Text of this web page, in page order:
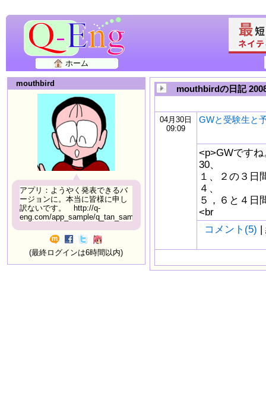
ホーム
mouthbird
アプリ：ようやく発表できるバ
ージョンに。本当に皆様に申し
訳ないです。 http://q-
eng.com/app_sample/q_tan_sample06.html
(最終ログインは6時間以内)
mouthbirdの日記
04月30日
09:09
GWと受験生と
<p>GWです
30、
１、２の３日
４、
５，６と４日
<br
コメント(5) |